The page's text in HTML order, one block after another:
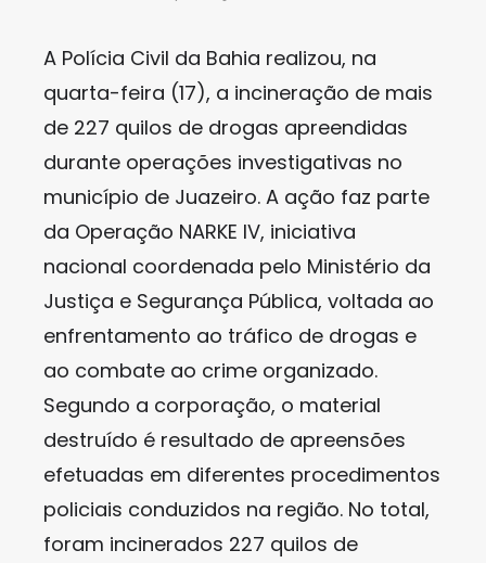
A Polícia Civil da Bahia realizou, na
quarta-feira (17), a incineração de mais
de 227 quilos de drogas apreendidas
durante operações investigativas no
município de Juazeiro. A ação faz parte
da Operação NARKE IV, iniciativa
nacional coordenada pelo Ministério da
Justiça e Segurança Pública, voltada ao
enfrentamento ao tráfico de drogas e
ao combate ao crime organizado.
Segundo a corporação, o material
destruído é resultado de apreensões
efetuadas em diferentes procedimentos
policiais conduzidos na região. No total,
foram incinerados 227 quilos de